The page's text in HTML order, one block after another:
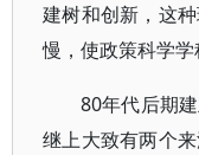
建树和创新，这
慢，使政策科学学
80年代后期
继上大致有两个